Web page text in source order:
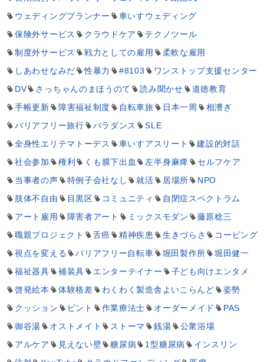
ウェディングプランナー
車いすウェディング
保険外サービス
クラウドケア
テクノツール
制度外サービス
戦力としての雇用
柔軟な雇用
しあわせなみだ
性暴力 #8103
ワンストップ支援センター
DV
さっちゃんのまほうのて 読み聞かせ
道徳教育
手帳更新
障害福祉制度 自転車旅 日本一周
相漕ぎ
バリアフリー旅行
パラダンス
SLE
全身性エリテマトーデス
車いすアスリート
建設的対話
社会参加
権利 くも膜下出血 左半身麻痺
セルフケア
当事者の声
特例子会社なし 就活 居場所
NPO
肢体不自由
目黒区 コミュニティ
自閉症スペクトラム
アート雇用
障害者アート ミックスモダン
藤原稔三
職親プロジェクト
舌癌 精神疾患 生きづらさ
コーピング
視点を変える
バリアフリー自転車 堀田製作所
堀田健一
福祉器具
補装具 エンターテイナー
子ども向けエンタメ
啓発絵本
体験格差 わくわく製造舎よいこらんど
姿勢
クッション
ピント 作業療法士 オーダーメイド
PAS
御谷湯
オストメイト ストーマ 銭湯
公衆浴場
アルケア
見えない壁 糖尿病 1型糖尿病
インスリン